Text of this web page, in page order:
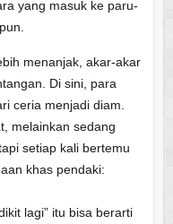
yang masuk ke paru-
menanjak, akar-akar
Di sini, para
ceria menjadi diam.
melainkan sedang
setiap kali bertemu
khas pendaki:
lagi” itu bisa berarti